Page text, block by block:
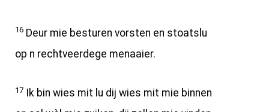
16 Deur mie besturen vorsten en stoatslu
op n rechtveerdege menaaier.
17
Ik bin wies mit lu dij wies mit mie binnen